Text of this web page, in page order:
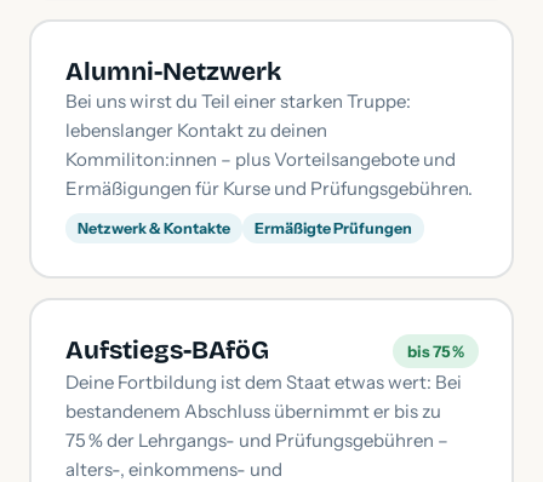
Alumni-Netzwerk
Bei uns wirst du Teil einer starken Truppe:
lebenslanger Kontakt zu deinen
Kommiliton:innen – plus Vorteilsangebote und
Ermäßigungen für Kurse und Prüfungsgebühren.
Netzwerk & Kontakte Ermäßigte Prüfungen
Aufstiegs-BAföG bis 75 %
Deine Fortbildung ist dem Staat etwas wert: Bei
bestandenem Abschluss übernimmt er bis zu
75 % der Lehrgangs- und Prüfungsgebühren –
alters-, einkommens- und